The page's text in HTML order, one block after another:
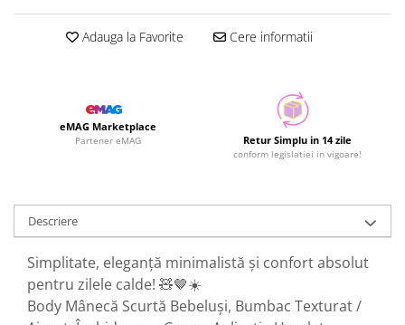
Adauga la Favorite Cere informatii
eMAG Marketplace
Partener eMAG Retur Simplu in 14 zile
conform legislatiei in vigoare!
Descriere
Simplitate, eleganță minimalistă și confort absolut
pentru zilele calde! 🧸🤎☀️
Body Mânecă Scurtă Bebeluși, Bumbac Texturat /